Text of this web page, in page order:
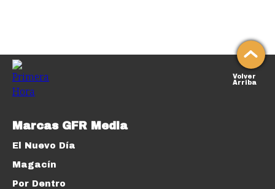
Volver
Arriba
Marcas GFR Media
El Nuevo Día
Magacín
Por Dentro